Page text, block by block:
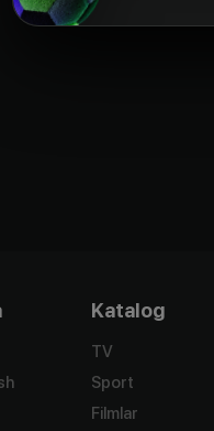
Katalog
TV
Sport
Filmlar